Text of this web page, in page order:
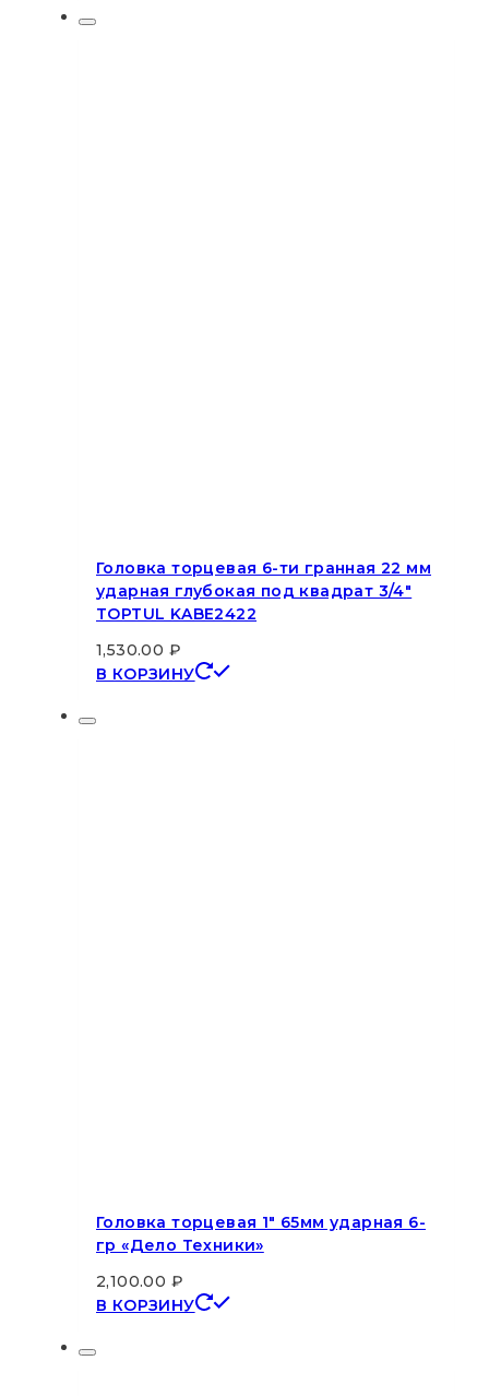
Головка торцевая 6-ти гранная 22 мм
ударная глубокая под квадрат 3/4″
TOPTUL KABE2422
1,530.00 ₽
В КОРЗИНУ
Головка торцевая 1″ 65мм ударная 6-
гр «Дело Техники»
2,100.00 ₽
В КОРЗИНУ